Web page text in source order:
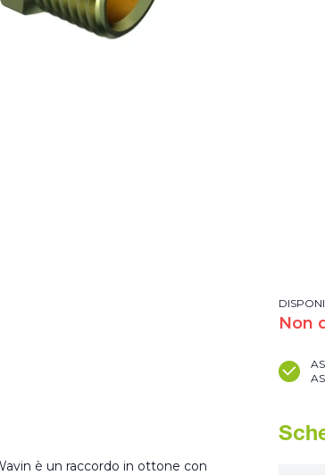
Non
è un raccordo in ottone con